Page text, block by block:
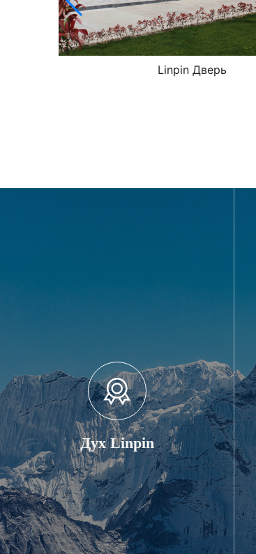
Linpin Дверь
Дух Linpin
Честность, инновации, строгая
солидарность.